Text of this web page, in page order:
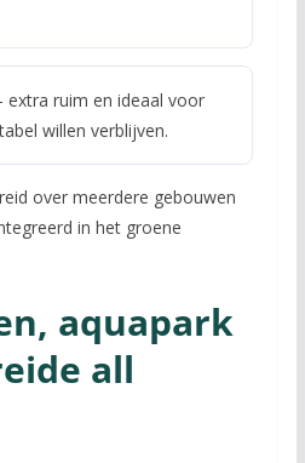
ruim en ideaal voor
willen verblijven.
over meerdere gebouwen
in het groene
aquapark
all